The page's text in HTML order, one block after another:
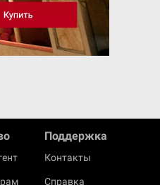
Поддержка
Контакты
Справка